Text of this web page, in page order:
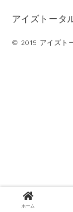
アイズトータ
© 2015 アイズト
ホーム